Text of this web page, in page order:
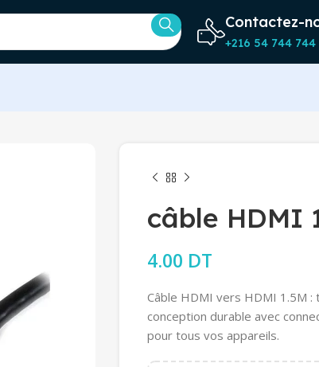
Contactez-
+216 54 744 744
câble HDMI
4.00 DT
Câble HDMI vers HDMI 1.5M
conception durable avec
pour tous vos appareils.